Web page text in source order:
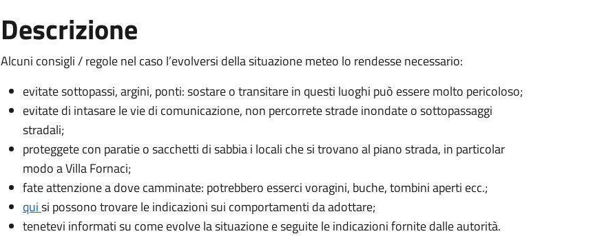
Descrizione
Alcuni consigli / regole nel caso l’evolversi della situazione meteo lo rendesse necessario:
evitate sottopassi, argini, ponti: sostare o transitare in questi luoghi può essere molto pericoloso;
evitate di intasare le vie di comunicazione, non percorrete strade inondate o sottopassaggi
stradali;
proteggete con paratie o sacchetti di sabbia i locali che si trovano al piano strada, in particolar
modo a Villa Fornaci;
fate attenzione a dove camminate: potrebbero esserci voragini, buche, tombini aperti ecc.;
quisi possono trovare le indicazioni sui comportamenti da adottare;
tenetevi informati su come evolve la situazione e seguite le indicazioni fornite dalle autorità.